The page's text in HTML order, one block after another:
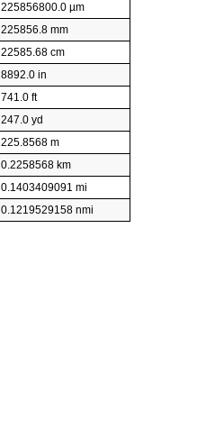
225856800.0 µm
225856.8 mm
22585.68 cm
8892.0 in
741.0 ft
247.0 yd
225.8568 m
0.2258568 km
0.1403409091 mi
0.1219529158 nmi